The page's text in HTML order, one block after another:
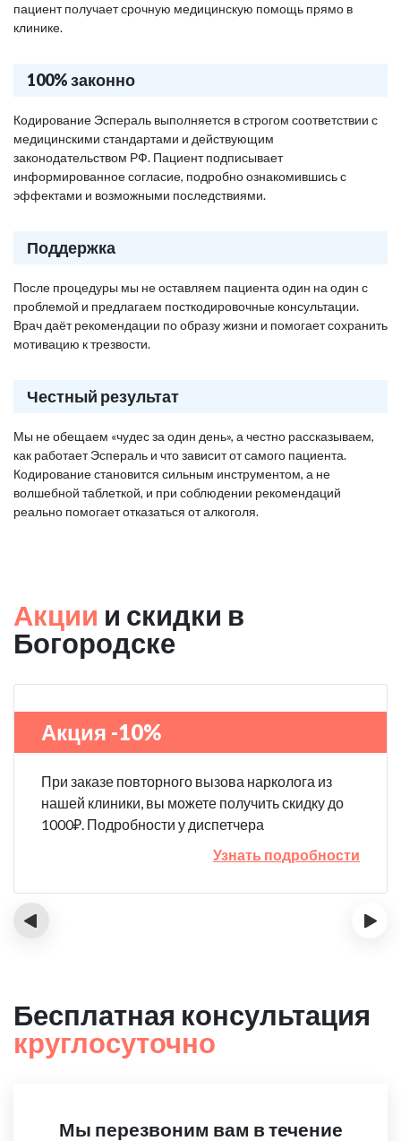
пациент получает срочную медицинскую помощь прямо в
клинике.
100% законно
Кодирование Эспераль выполняется в строгом соответствии с
медицинскими стандартами и действующим
законодательством РФ. Пациент подписывает
информированное согласие, подробно ознакомившись с
эффектами и возможными последствиями.
Поддержка
После процедуры мы не оставляем пациента один на один с
проблемой и предлагаем посткодировочные консультации.
Врач даёт рекомендации по образу жизни и помогает сохранить
мотивацию к трезвости.
Честный результат
Мы не обещаем «чудес за один день», а честно рассказываем,
как работает Эспераль и что зависит от самого пациента.
Кодирование становится сильным инструментом, а не
волшебной таблеткой, и при соблюдении рекомендаций
реально помогает отказаться от алкоголя.
Акции и скидки в
Богородске
Акция -10%
При заказе повторного вызова нарколога из
нашей клиники, вы можете получить скидку до
1000₽. Подробности у диспетчера
Узнать подробности
‹ ›
Бесплатная консультация
круглосуточно
Мы перезвоним вам в течение